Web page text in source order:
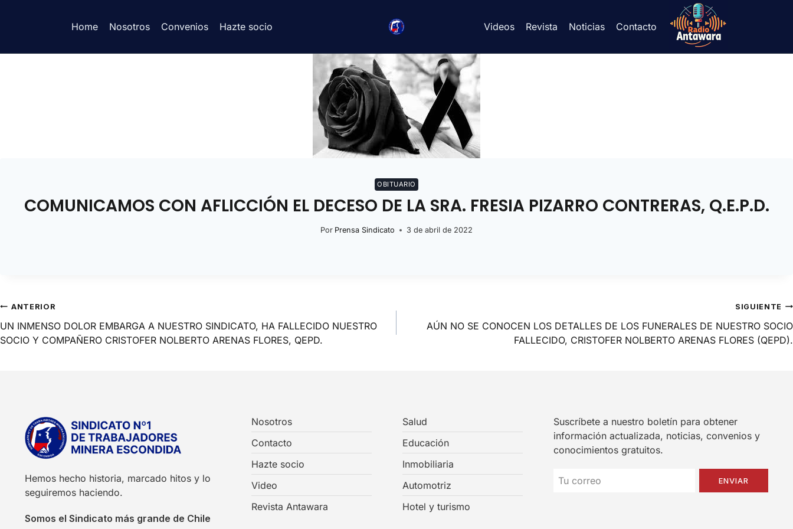
Home Nosotros Convenios Hazte socio Videos Revista Noticias Contacto
OBITUARIO
COMUNICAMOS CON AFLICCIÓN EL DECESO DE LA SRA. FRESIA PIZARRO CONTRERAS, Q.E.P.D.
Por Prensa Sindicato 3 de abril de 2022
ANTERIOR
UN INMENSO DOLOR EMBARGA A NUESTRO SINDICATO, HA FALLECIDO NUESTRO
SOCIO Y COMPAÑERO CRISTOFER NOLBERTO ARENAS FLORES, QEPD.
SIGUIENTE
AÚN NO SE CONOCEN LOS DETALLES DE LOS FUNERALES DE NUESTRO SOCIO
FALLECIDO, CRISTOFER NOLBERTO ARENAS FLORES (QEPD).
Hemos hecho historia, marcado hitos y lo
seguiremos haciendo.
Somos el Sindicato más grande de Chile
Nosotros
Contacto
Hazte socio
Video
Revista Antawara
Salud
Educación
Inmobiliaria
Automotriz
Hotel y turismo
Suscríbete a nuestro boletín para obtener
información actualizada, noticias, convenios y
conocimientos gratuitos.
ENVIAR